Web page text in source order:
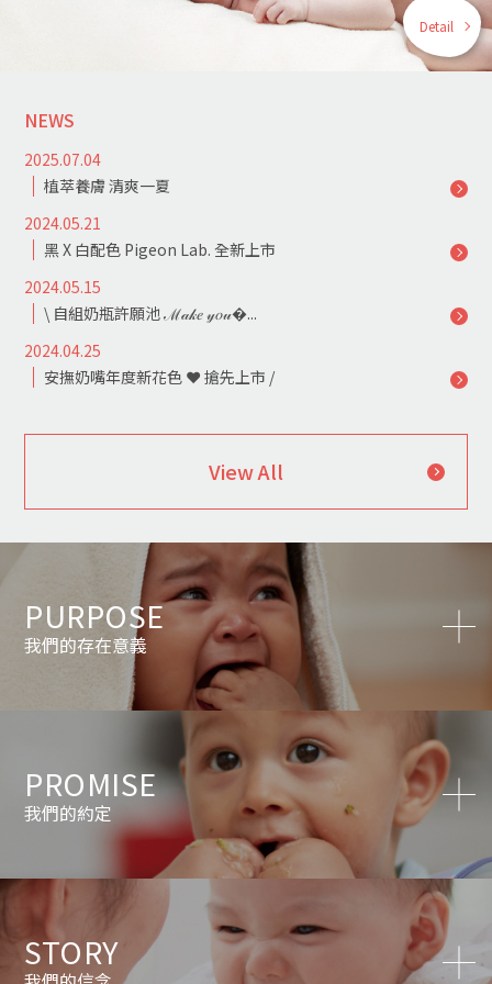
Detail
NEWS
2025.07.04
植萃養膚 清爽一夏
2024.05.21
黑 X 白配色 Pigeon Lab. 全新上市
2024.05.15
\ 自組奶瓶許願池 ℳ𝒶𝓀𝑒 𝓎𝑜𝓊�...
2024.04.25
安撫奶嘴年度新花色 ❤ 搶先上市 /
View All
PURPOSE
我們的存在意義
PROMISE
我們的約定
STORY